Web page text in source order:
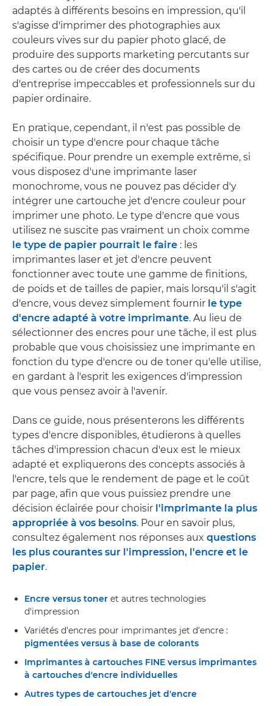
adaptés à différents besoins en impression, qu'il
s'agisse d'imprimer des photographies aux
couleurs vives sur du papier photo glacé, de
produire des supports marketing percutants sur
des cartes ou de créer des documents
d'entreprise impeccables et professionnels sur du
papier ordinaire.
En pratique, cependant, il n'est pas possible de
choisir un type d'encre pour chaque tâche
spécifique. Pour prendre un exemple extrême, si
vous disposez d'une imprimante laser
monochrome, vous ne pouvez pas décider d'y
intégrer une cartouche jet d'encre couleur pour
imprimer une photo. Le type d'encre que vous
utilisez ne suscite pas vraiment un choix comme
le type de papier pourrait le faire : les
imprimantes laser et jet d'encre peuvent
fonctionner avec toute une gamme de finitions,
de poids et de tailles de papier, mais lorsqu'il s'agit
d'encre, vous devez simplement fournir le type
d'encre adapté à votre imprimante. Au lieu de
sélectionner des encres pour une tâche, il est plus
probable que vous choisissiez une imprimante en
fonction du type d'encre ou de toner qu'elle utilise,
en gardant à l'esprit les exigences d'impression
que vous pensez avoir à l'avenir.
Dans ce guide, nous présenterons les différents
types d'encre disponibles, étudierons à quelles
tâches d'impression chacun d'eux est le mieux
adapté et expliquerons des concepts associés à
l'encre, tels que le rendement de page et le coût
par page, afin que vous puissiez prendre une
décision éclairée pour choisir l'imprimante la plus
appropriée à vos besoins. Pour en savoir plus,
consultez également nos réponses aux questions
les plus courantes sur l'impression, l'encre et le
papier.
Encre versus toner et autres technologies
d'impression
Variétés d'encres pour imprimantes jet d'encre :
pigmentées versus à base de colorants
Imprimantes à cartouches FINE versus imprimantes
à cartouches d'encre individuelles
Autres types de cartouches jet d'encre